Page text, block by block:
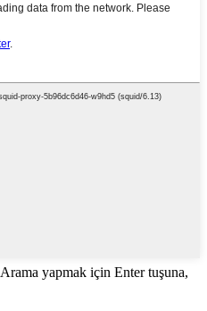
Arama yapmak için Enter tuşuna,